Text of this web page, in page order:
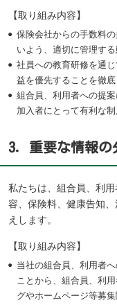
【取り組み内容】
保険会社からの手数料
いよう、適切に管理す
社員への教育研修を通
益を優先することを徹底
組合員、利用者への提
加入者にとって有利な
3．重要な情報
私たちは、組合員、利
容、保険料、健康告知
えします。
【取り組み内容】
当社の組合員、利用者
ことから、組合員、利
グやホームページ等募